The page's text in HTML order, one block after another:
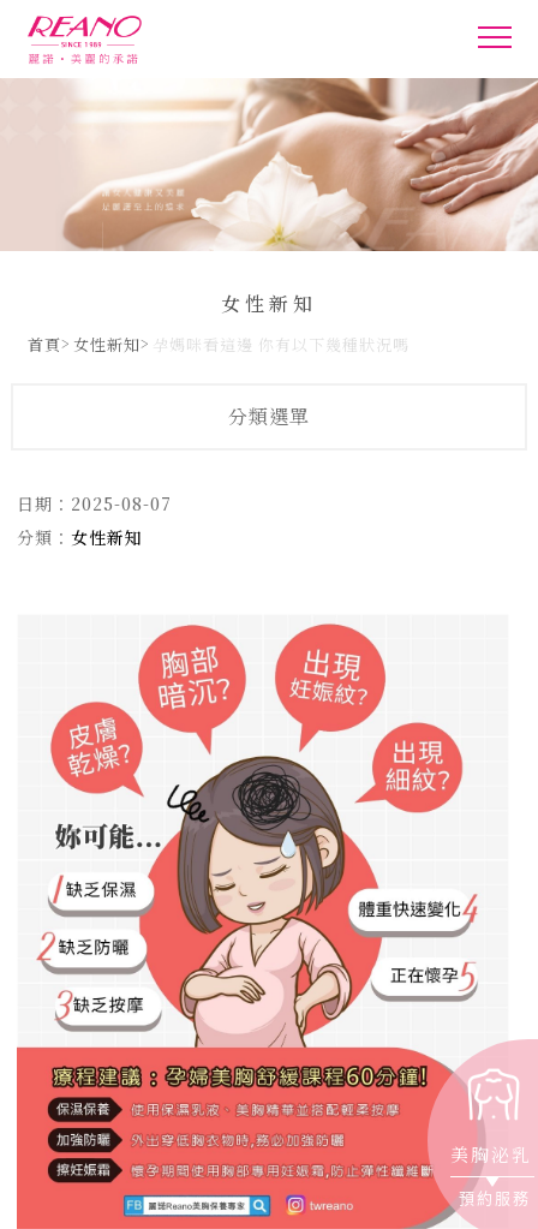
女性新知
首頁 女性新知 孕媽咪看這邊 你有以下幾種狀況嗎
分類選單
日期： 2025-08-07
分類： 女性新知
美胸泌乳
預約服務